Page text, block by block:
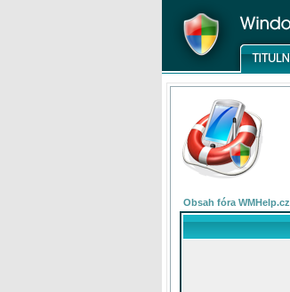
Obsah fóra WMHelp.cz